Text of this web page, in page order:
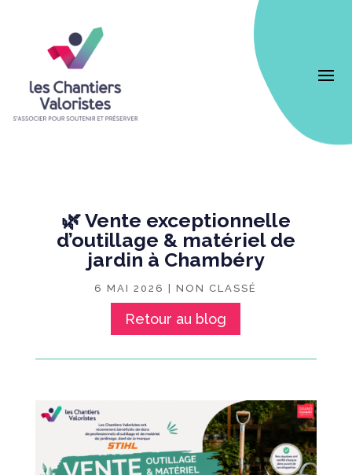
🌿 Vente exceptionnelle
d’outillage & matériel de
jardin à Chambéry
6 MAI 2026 |NON CLASSÉ
Retour au blog